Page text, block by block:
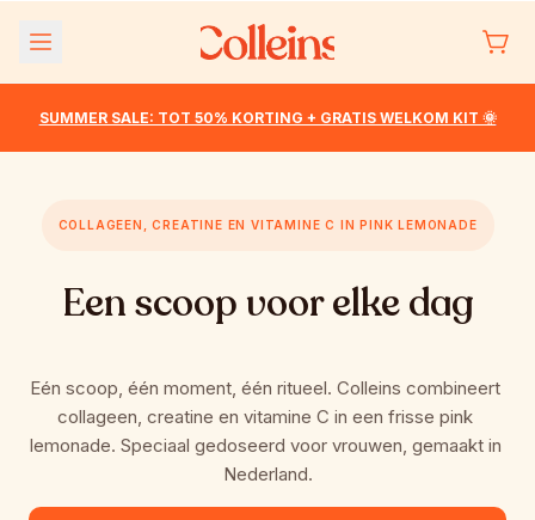
Meteen
content
SUMMER SALE: TOT 50% KORTING + GRATIS WELKOM KIT 🌞
COLLAGEEN, CREATINE EN VITAMINE C IN PINK LEMONADE
Een scoop voor elke dag
Eén scoop, één moment, één ritueel. Colleins combineert
collageen, creatine en vitamine C in een frisse pink
lemonade. Speciaal gedoseerd voor vrouwen, gemaakt in
Nederland.